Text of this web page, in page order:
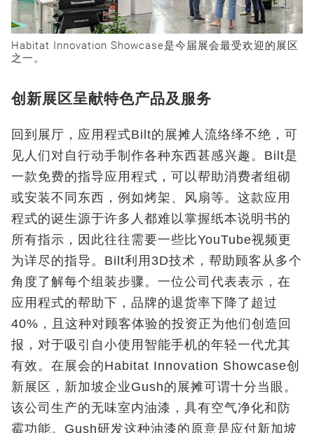
Habitat Innovation Showcase是今届展会最受欢迎的展区
之一。
创新展区呈献特色产品及服务
回到展厅，应用程式Bilt的展摊人流络绎不绝，可
见人们对自行动手制作各种东西甚感兴趣。Bilt是
一款免费的指导应用程式，可以帮助消费者组砌
或安装不同东西，例如烤架、风扇等。这款应用
程式的诞生源于许多人都难以掌握纸本说明书的
所有指示，因此往往需要一些比YouTube视频更
为详尽的指导。Bilt利用3D技术，帮助顾客从多个
角度了解每个组装步骤。一位公司代表表示，在
应用程式的帮助下，品牌的退货率下降了超过
40%，且这种对顾客体验的投资正为他们创造回
报，对于吸引自小使用智能手机的年轻一代尤其
有效。在展会的Habitat Innovation Showcase创
新展区，新加坡企业Gush的展摊可谓十分当眼。
该公司生产的无味室内油漆，具有空气净化和防
霉功能。Gush研发这种油漆的原意是应付新加坡